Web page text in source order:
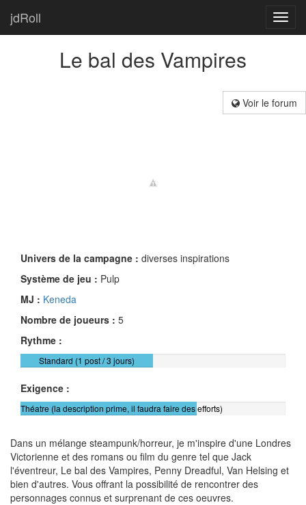
jdRoll
Le bal des Vampires
Voir le forum
Univers de la campagne : diverses inspirations
Système de jeu : Pulp
MJ : Keneda
Nombre de joueurs : 5
Rythme :
Standard (1 post / 3 jours)
Exigence :
Théatre (la description prime, il faudra faire des efforts)
Dans un mélange steampunk/horreur, je m'inspire d'une Londres
Victorienne et des romans ou film du genre tel que Jack
l'éventreur, Le bal des Vampires, Penny Dreadful, Van Helsing et
bien d'autres. Vous offrant la possibilité de rencontrer des
personnages connus et surprenant de ces oeuvres.